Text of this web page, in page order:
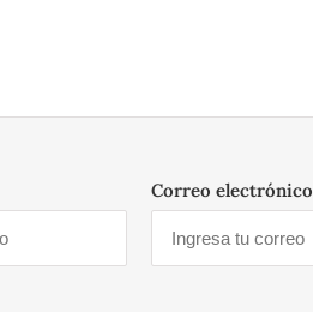
Correo electrónico